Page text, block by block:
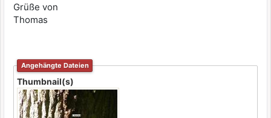
Grüße von
Thomas
Angehängte Dateien
Thumbnail(s)